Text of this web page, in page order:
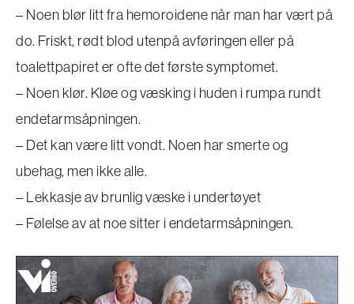
– Noen blør litt fra hemoroidene når man har vært på
do. Friskt, rødt blod utenpå avføringen eller på
toalettpapiret er ofte det første symptomet.
– Noen klør. Kløe og væsking i huden i rumpa rundt
endetarmsåpningen.
– Det kan være litt vondt. Noen har smerte og
ubehag, men ikke alle.
– Lekkasje av brunlig væske i undertøyet
– Følelse av at noe sitter i endetarmsåpningen.